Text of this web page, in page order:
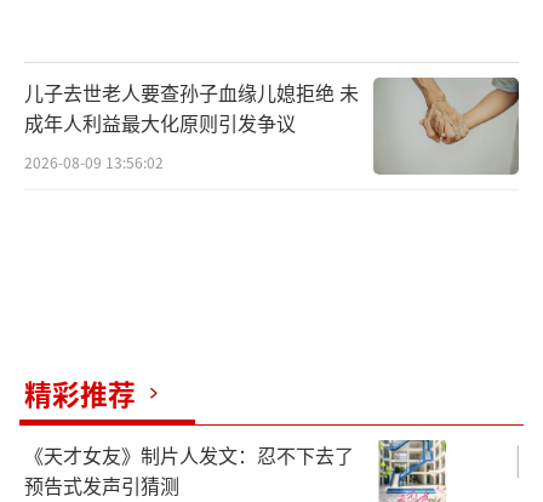
儿子去世老人要查孙子血缘儿媳拒绝 未
成年人利益最大化原则引发争议
2026-08-09 13:56:02
精彩推荐
《天才女友》制片人发文：忍不下去了
预告式发声引猜测